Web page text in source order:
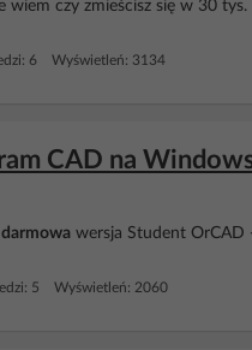
czy zmieścisz się w 30
6 Wyświetleń: 3134
CAD na
darmowa wersja Student OrCAD
5 Wyświetleń: 2060